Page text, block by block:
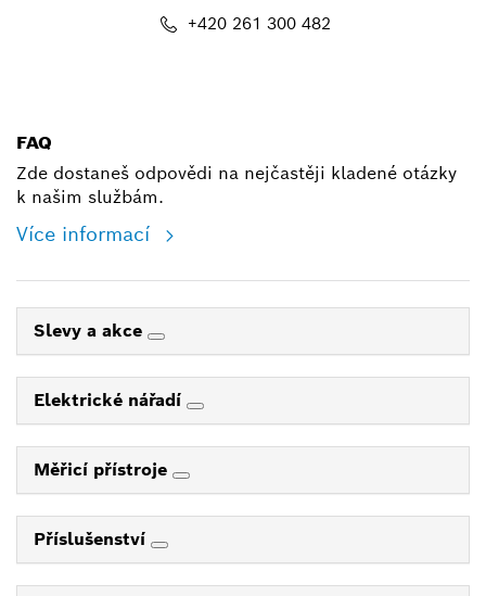
+420 261 300 482
FAQ
Zde dostaneš odpovědi na nejčastěji kladené otázky
k našim službám.
Více informací
Slevy a akce
Elektrické nářadí
Měřicí přístroje
Příslušenství